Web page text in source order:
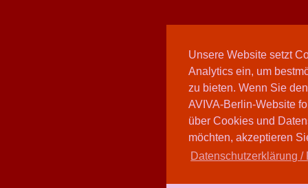
Unsere Website setzt
Analytics ein, um
zu bieten. Wenn Sie
AVIVA-Berlin-Website
über Cookies und
möchten, akzeptieren
Datenschutzerklärung /